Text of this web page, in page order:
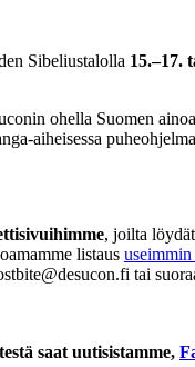
Sibeliustalolla 15.–17.
ohella Suomen
aiheisessa
, joilta
listaus
tai
saat uutisistamme,